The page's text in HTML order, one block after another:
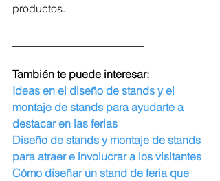
productos.
También te puede interesar:
Ideas en el diseño de stands y el
montaje de stands para ayudarte a
destacar en las ferias
Diseño de stands y montaje de stands
para atraer e involucrar a los visitantes
Cómo diseñar un stand de feria que